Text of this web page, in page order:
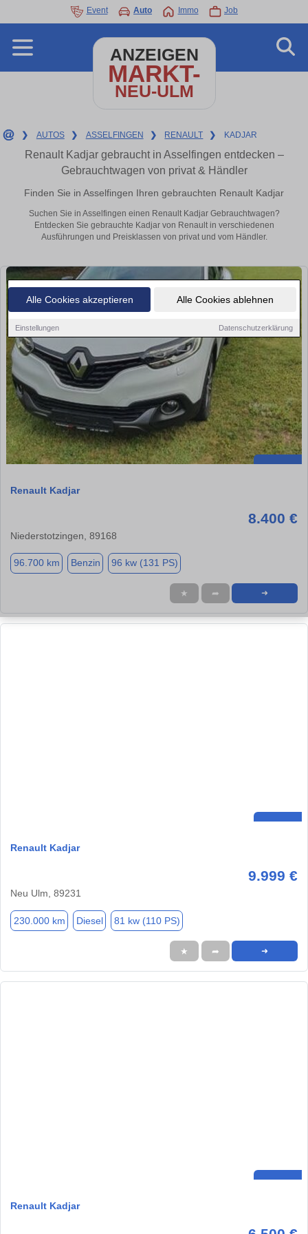
Alle Cookies akzeptieren Alle Cookies ablehnen
Einstellungen Datenschutzerklärung
Event Auto Immo Job
ANZEIGEN
MARKT-
NEU-ULM
❯ AUTOS ❯ ASSELFINGEN ❯ RENAULT ❯ KADJAR
Renault Kadjar gebraucht in Asselfingen entdecken –
Gebrauchtwagen von privat & Händler
Finden Sie in Asselfingen Ihren gebrauchten Renault Kadjar
Suchen Sie in Asselfingen einen Renault Kadjar Gebrauchtwagen?
Entdecken Sie gebrauchte Kadjar von Renault in verschiedenen
Ausführungen und Preisklassen von privat und vom Händler.
Renault Kadjar
8.400 €
Niederstotzingen, 89168
96.700 km Benzin 96 kw (131 PS)
★ ➦ ➜
Renault Kadjar
9.999 €
Neu Ulm, 89231
230.000 km Diesel 81 kw (110 PS)
★ ➦ ➜
Renault Kadjar